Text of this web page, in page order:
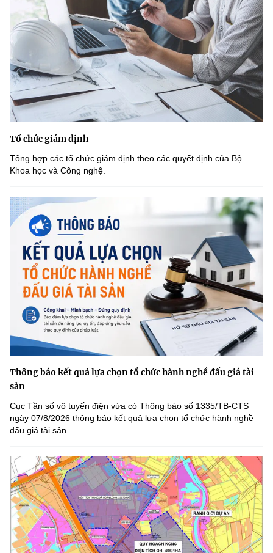
Tổ chức giám định
Tổng hợp các tổ chức giám định theo các quyết định của Bộ
Khoa học và Công nghệ.
Thông báo kết quả lựa chọn tổ chức hành nghề đấu giá tài
sản
Cục Tần số vô tuyến điện vừa có Thông báo số 1335/TB-CTS
ngày 07/8/2026 thông báo kết quả lựa chọn tổ chức hành nghề
đấu giá tài sản.